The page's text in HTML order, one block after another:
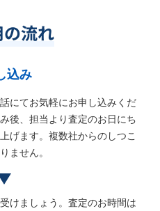
流れ
込み
にてお気軽にお申し込みくだ
後、担当より査定のお日にち
げます。複数社からのしつこ
ません。
けましょう。査定のお時間は